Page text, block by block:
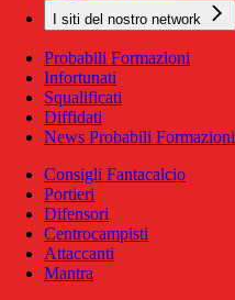
I siti del nostro network
Probabili Formazioni
Infortunati
Squalificati
Diffidati
News Probabili Formazioni
Consigli Fantacalcio
Portieri
Difensori
Centrocampisti
Attaccanti
Mantra